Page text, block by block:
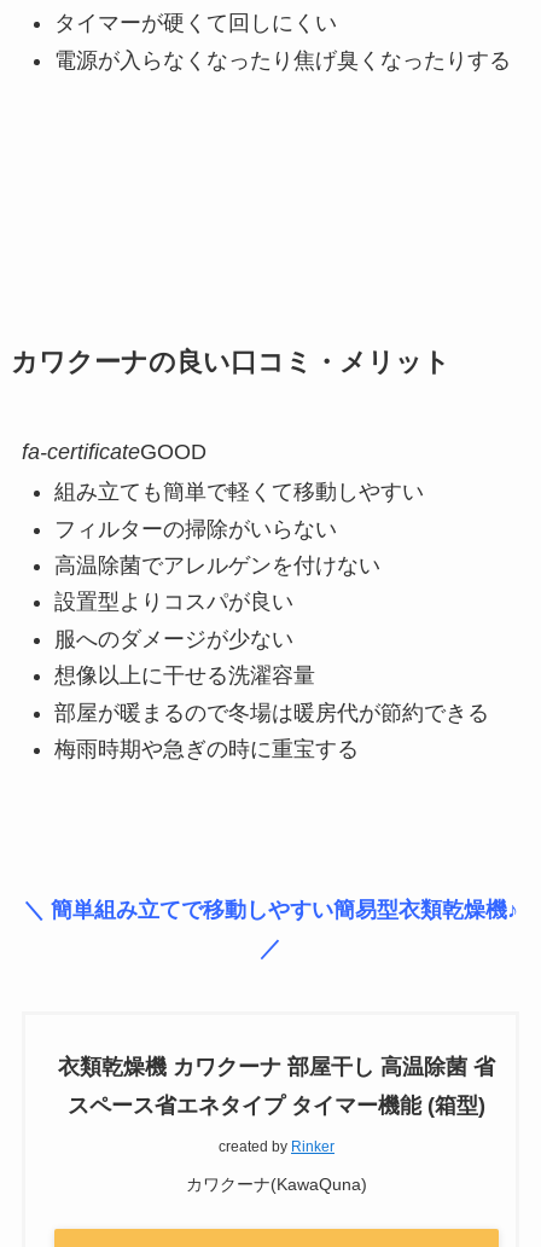
タイマーが硬くて回しにくい
電源が入らなくなったり焦げ臭くなったりする
カワクーナの良い口コミ・メリット
fa-certificateGOOD
組み立ても簡単で軽くて移動しやすい
フィルターの掃除がいらない
高温除菌でアレルゲンを付けない
設置型よりコスパが良い
服へのダメージが少ない
想像以上に干せる洗濯容量
部屋が暖まるので冬場は暖房代が節約できる
梅雨時期や急ぎの時に重宝する
＼ 簡単組み立てで移動しやすい簡易型衣類乾燥機♪
／
衣類乾燥機 カワクーナ 部屋干し 高温除菌 省
スペース省エネタイプ タイマー機能 (箱型)
created by Rinker
カワクーナ(KawaQuna)